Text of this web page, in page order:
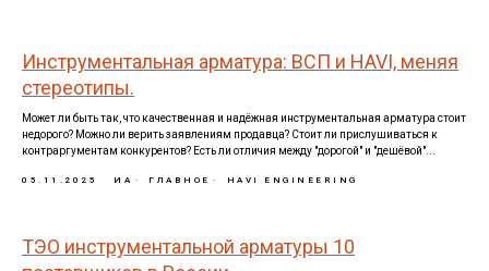
Инструментальная арматура: ВСП и HAVI, меняя
стереотипы.
Может ли быть так, что качественная и надёжная инструментальная арматура стоит
недорого? Можно ли верить заявлениям продавца? Стоит ли прислушиваться к
контраргументам конкурентов? Есть ли отличия между "дорогой" и "дешёвой"...
05.11.2025 ИА ГЛАВНОЕ HAVI ENGINEERING
ТЭО инструментальной арматуры 10